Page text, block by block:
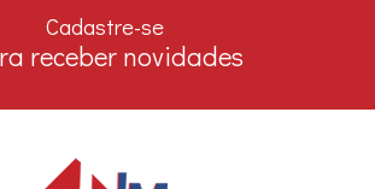
Cadastre-se
receber novidades